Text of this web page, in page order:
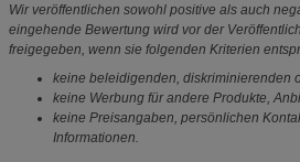
Wir veröffentlichen sowohl positive als auch
eingehende Bewertung wird vor der
freigegeben, wenn sie folgenden Kriterien
keine beleidigenden, diskriminierenden
keine Werbung für andere Produkte,
keine Preisangaben, persönlichen
Informationen.